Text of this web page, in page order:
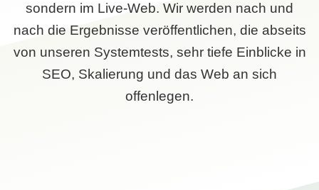
sondern im Live-Web. Wir werden nach und
nach die Ergebnisse veröffentlichen, die abseits
von unseren Systemtests, sehr tiefe Einblicke in
SEO, Skalierung und das Web an sich
offenlegen.